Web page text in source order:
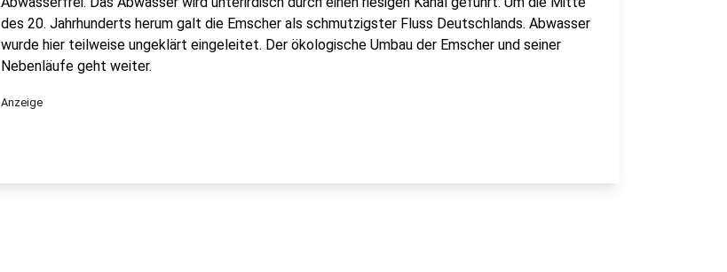
des 20. Jahrhunderts herum galt die Emscher als schmutzigster Fluss Deutschlands. Abwasser
wurde hier teilweise ungeklärt eingeleitet. Der ökologische Umbau der Emscher und seiner
Nebenläufe geht weiter.
Anzeige